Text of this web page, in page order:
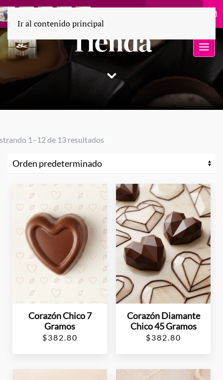
Tienda
⌄
Ir al contenido principal
1–12 de 13 resultados
Corazón Chico 7
Gramos
$382.80
Corazón Diamante
Chico 45 Gramos
$382.80